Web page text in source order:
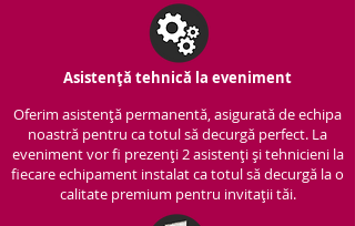
Asistență tehnică la eveniment
Oferim asistență permanentă, asigurată de echipa
noastră pentru ca totul să decurgă perfect. La
eveniment vor fi prezenți 2 asistenți și tehnicieni la
fiecare echipament instalat ca totul să decurgă la o
calitate premium pentru invitații tăi.